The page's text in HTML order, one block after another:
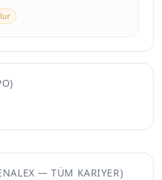
— TÜM KARIYER)